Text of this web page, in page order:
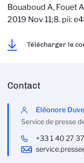
Bouaboud A, Fouet
2019 Nov 11;8. pii:
Télécharger le
Contact
Eléonore
Service de presse
+33 1 40 27